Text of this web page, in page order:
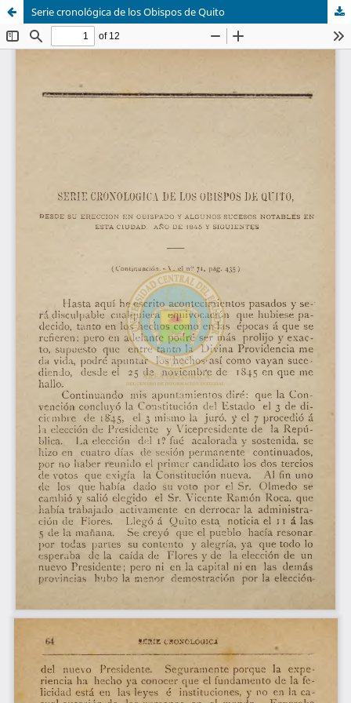
Serie cronológica de los Obispos de Quito